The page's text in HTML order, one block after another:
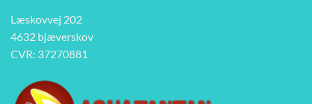
Læskovvej 202
4632 bjæverskov
CVR: 37270881